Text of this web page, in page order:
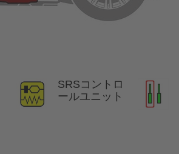
SRSコントロ
ールユニット